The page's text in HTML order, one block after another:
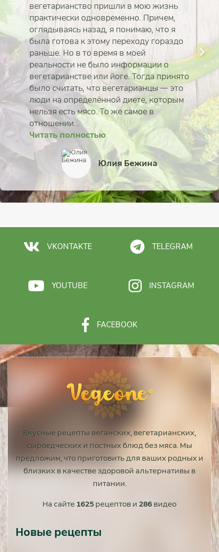
вегетарианство пришли в мою жизнь
практически одновременно. Причем,
оглядываясь назад, я понимаю, что я
была готова к этому переходу гораздо
раньше. Но в то время в моей
реальности не было информации о
вегетарианстве или йоге. Тогда принято
было считать, что вегетарианцы — это
люди на определённой диете, которым
нельзя есть мясо. То же самое в
отношении...
Читать полностью
Юлия Бежина
Читать полностью
Михаил Дмитриев
Читать полностью
Мария Казанцева
Читать полностью
Татьяна Фунтякова
Читать полностью
Зоя Кабирова
Читать полностью
Татьяна Тычинская
Читать полностью
Екатерина Короткая
Читать полностью
Анна Катрич
VKONTAKTE TELEGRAM
YOUTUBE INSTAGRAM
FACEBOOK
Вкусные рецепты веганских, вегетарианских,
сыроедческих и постных блюд без мяса. Мы
предложим, что приготовить для ваших родных и
близких в качестве здоровой альтернативы в
питании.
На сайте 1625 рецептов и 286 видео
Новые рецепты